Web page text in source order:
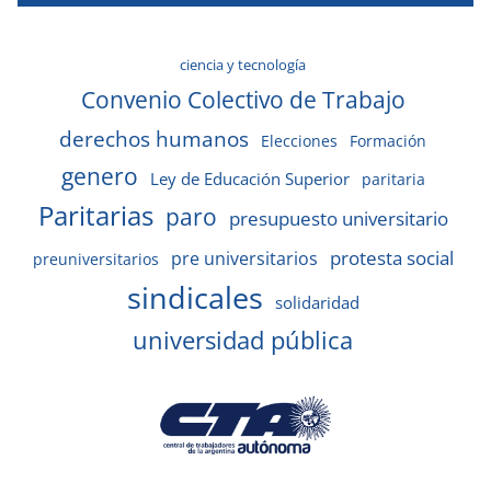
ciencia y tecnología
Convenio Colectivo de Trabajo
derechos humanos Elecciones Formación
genero Ley de Educación Superior paritaria
Paritarias paro presupuesto universitario
preuniversitarios pre universitarios protesta social
sindicales solidaridad
universidad pública